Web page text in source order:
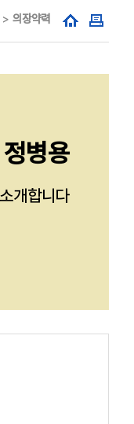
> 의장약력
정병용
개합니다